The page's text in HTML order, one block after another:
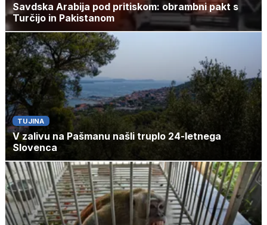
Savdska Arabija pod pritiskom: obrambni pakt s
Turčijo in Pakistanom
TUJINA
V zalivu na Pašmanu našli truplo 24-letnega
Slovenca